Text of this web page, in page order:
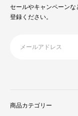
セールやキャンペーン
登録ください。
商品カテゴリー